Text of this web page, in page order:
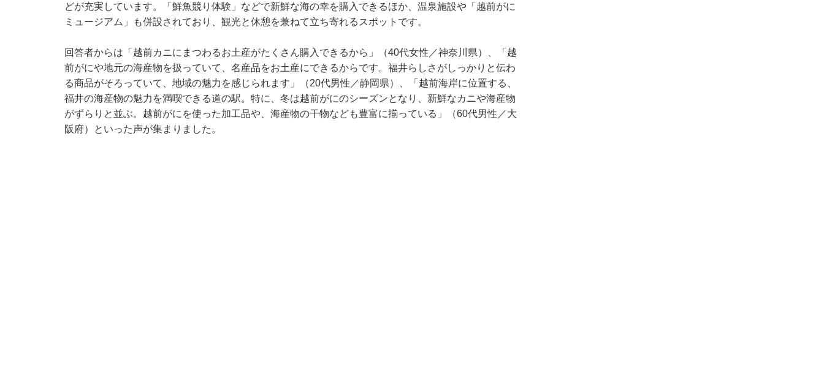
どが充実しています。「鮮魚競り体験」などで新鮮な海の幸を購入できるほか、温泉施設や「越前がに
ミュージアム」も併設されており、観光と休憩を兼ねて立ち寄れるスポットです。
回答者からは「越前カニにまつわるお土産がたくさん購入できるから」（40代女性／神奈川県）、「越
前がにや地元の海産物を扱っていて、名産品をお土産にできるからです。福井らしさがしっかりと伝わ
る商品がそろっていて、地域の魅力を感じられます」（20代男性／静岡県）、「越前海岸に位置する、
福井の海産物の魅力を満喫できる道の駅。特に、冬は越前がにのシーズンとなり、新鮮なカニや海産物
がずらりと並ぶ。越前がにを使った加工品や、海産物の干物なども豊富に揃っている」（60代男性／大
阪府）といった声が集まりました。